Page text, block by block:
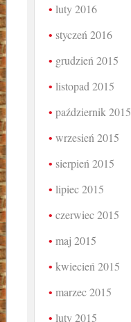
luty 2016
styczeń 2016
grudzień 2015
listopad 2015
październik 2015
wrzesień 2015
sierpień 2015
lipiec 2015
czerwiec 2015
maj 2015
kwiecień 2015
marzec 2015
luty 2015